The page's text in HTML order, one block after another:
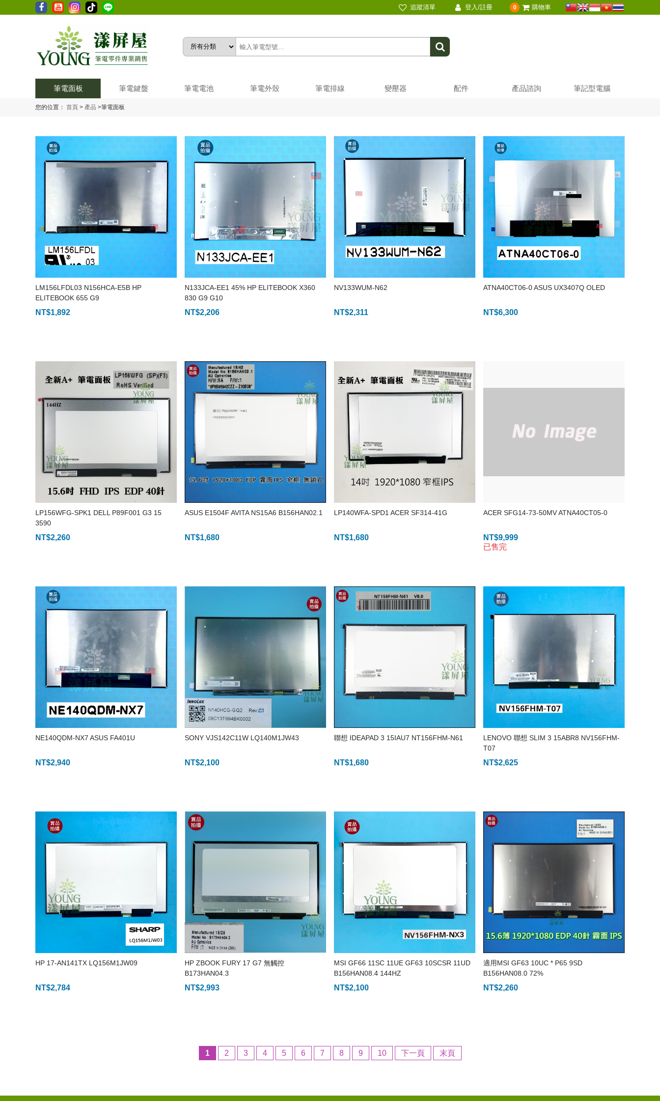
追蹤清單 登入/註冊 0 購物車
筆電面板 筆電鍵盤 筆電電池 筆電外殼 筆電排線 變壓器 配件 產品諮詢 筆記型電腦
您的位置： 首頁 > 產品 >筆電面板
LM156LFDL03 N156HCA-E5B HP
ELITEBOOK 655 G9
NT$1,892
N133JCA-EE1 45% HP ELITEBOOK X360
830 G9 G10
NT$2,206
NV133WUM-N62
NT$2,311
ATNA40CT06-0 ASUS UX3407Q OLED
NT$6,300
LP156WFG-SPK1 DELL P89F001 G3 15
3590
NT$2,260
ASUS E1504F AVITA NS15A6 B156HAN02.1
NT$1,680
LP140WFA-SPD1 ACER SF314-41G
NT$1,680
ACER SFG14-73-50MV ATNA40CT05-0
NT$9,999
已售完
NE140QDM-NX7 ASUS FA401U
NT$2,940
SONY VJS142C11W LQ140M1JW43
NT$2,100
聯想 IDEAPAD 3 15IAU7 NT156FHM-N61
NT$1,680
LENOVO 聯想 SLIM 3 15ABR8 NV156FHM-
T07
NT$2,625
HP 17-AN141TX LQ156M1JW09
NT$2,784
HP ZBOOK FURY 17 G7 無觸控
B173HAN04.3
NT$2,993
MSI GF66 11SC 11UE GF63 10SCSR 11UD
B156HAN08.4 144HZ
NT$2,100
適用MSI GF63 10UC * P65 9SD
B156HAN08.0 72%
NT$2,260
1 2 3 4 5 6 7 8 9 10 下一頁 末頁